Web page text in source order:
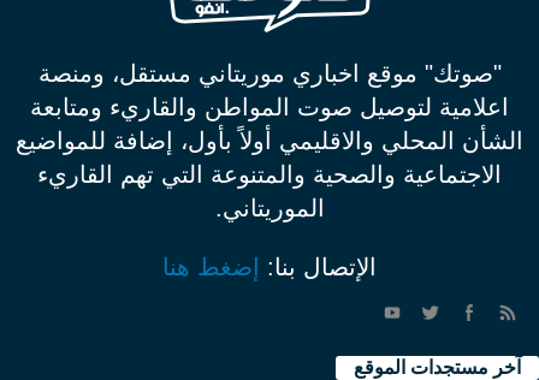
"صوتك" موقع اخباري موريتاني مستقل، ومنصة
اعلامية لتوصيل صوت المواطن والقاريء ومتابعة
الشأن المحلي والاقليمي أولاً بأول، إضافة للمواضيع
الاجتماعية والصحية والمتنوعة التي تهم القاريء
الموريتاني.
الإتصال بنا: إضغط هنا
آخر مستجدات الموقع